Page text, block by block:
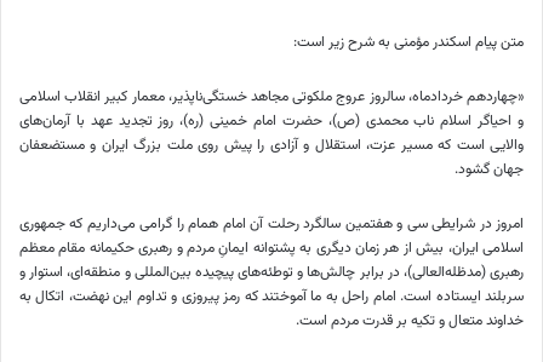
متن پیام اسکندر مؤمنی به شرح زیر است:
«چهاردهم خردادماه، سالروز عروج ملکوتی مجاهد خستگی‌ناپذیر، معمار کبیر انقلاب اسلامی
و احیاگر اسلام ناب محمدی (ص)، حضرت امام خمینی (ره)، روز تجدید عهد با آرمان‌های
والایی است که مسیر عزت، استقلال و آزادی را پیش روی ملت بزرگ ایران و مستضعفان
جهان گشود.
امروز در شرایطی سی و هفتمین سالگرد رحلت آن امام همام را گرامی می‌داریم که جمهوری
اسلامی ایران، بیش از هر زمان دیگری به پشتوانه ایمانِ مردم و رهبری حکیمانه مقام معظم
رهبری (مدظله‌العالی)، در برابر چالش‌ها و توطئه‌های پیچیده بین‌المللی و منطقه‌ای، استوار و
سربلند ایستاده است. امام راحل به ما آموختند که رمز پیروزی و تداوم این نهضت، اتکال به
خداوند متعال و تکیه بر قدرت مردم است.